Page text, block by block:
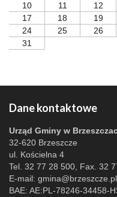
10
11 12
17
18 19
24
25 26
31
Dane kontaktowe
Urząd Gminy w
32-620 Brzeszcze
ul. Kościelna 4
Tel. 32 77 28 500, Fax. 32
E-mail: gmina@brzeszcze.pl
BAE: AE:PL-78246-34458-